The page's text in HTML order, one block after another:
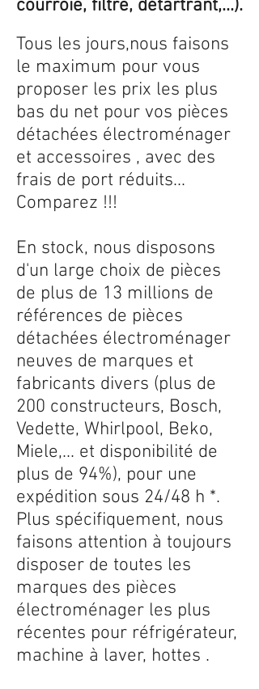
courroie, filtre, détartrant,...).
Tous les jours,nous faisons
le maximum pour vous
proposer les prix les plus
bas du net pour vos pièces
détachées électroménager
et accessoires , avec des
frais de port réduits...
Comparez !!!
En stock, nous disposons
d'un large choix de pièces
de plus de 13 millions de
références de pièces
détachées électroménager
neuves de marques et
fabricants divers (plus de
200 constructeurs, Bosch,
Vedette, Whirlpool, Beko,
Miele,... et disponibilité de
plus de 94%), pour une
expédition sous 24/48 h *.
Plus spécifiquement, nous
faisons attention à toujours
disposer de toutes les
marques des pièces
électroménager les plus
récentes pour réfrigérateur,
machine à laver, hottes .